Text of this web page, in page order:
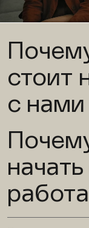
стоит
с нами